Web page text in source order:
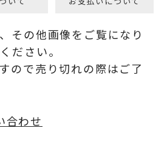
その他画像をご覧になり
ださい。
ので売り切れの際はご了
合わせ